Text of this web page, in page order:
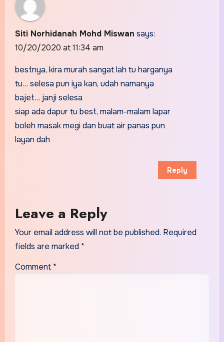
Siti Norhidanah Mohd Miswan says:
10/20/2020 at 11:34 am
bestnya, kira murah sangat lah tu harganya
tu… selesa pun iya kan, udah namanya
bajet… janji selesa
siap ada dapur tu best, malam-malam lapar
boleh masak megi dan buat air panas pun
layan dah
Reply
Leave a Reply
Your email address will not be published. Required
fields are marked *
Comment *